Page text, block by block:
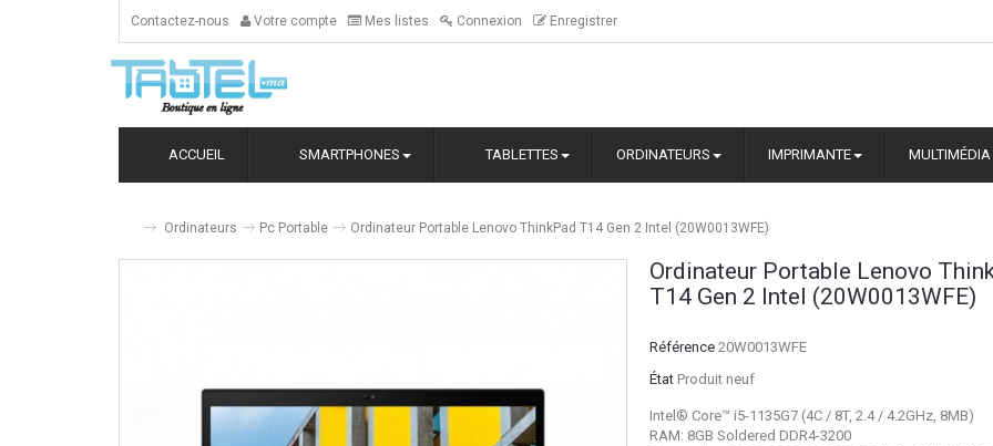
Contactez-nous Votre compte Mes listes Connexion Enregistrer
ACCUEIL SMARTPHONES TABLETTES ORDINATEURS IMPRIMANTE MULTIMÉDIA
Ordinateurs Pc Portable Ordinateur Portable Lenovo ThinkPad T14 Gen 2 Intel (20W0013WFE)
Ordinateur Portable Lenovo
T14 Gen 2 Intel (20W0013WFE)
Référence 20W0013WFE
État Produit neuf
Intel® Core™ i5-1135G7 (4C / 8T, 2.4 / 4.2GHz, 8MB)
RAM: 8GB Soldered DDR4-3200